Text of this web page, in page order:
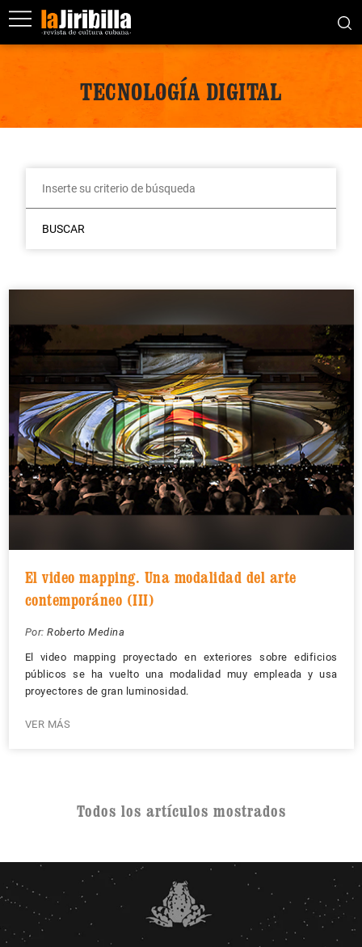
TECNOLOGÍA DIGITAL
BUSCAR
El video mapping. Una modalidad del arte
contemporáneo (III)
Por: Roberto Medina
El video mapping proyectado en exteriores sobre edificios
públicos se ha vuelto una modalidad muy empleada y usa
proyectores de gran luminosidad.
VER MÁS
Todos los artículos mostrados